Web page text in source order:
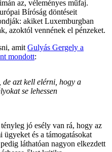
az, véleményes műfaj.
Bíróság döntéseit
akiket Luxemburgban
azoktól vennének el pénzeket.
amit Gulyás Gergely a
mondott:
de azt kell elérni, hogy a
se lehessen
jó esély van rá, hogy az
és a támogatásokat
láthatóan nagyon elkezdett